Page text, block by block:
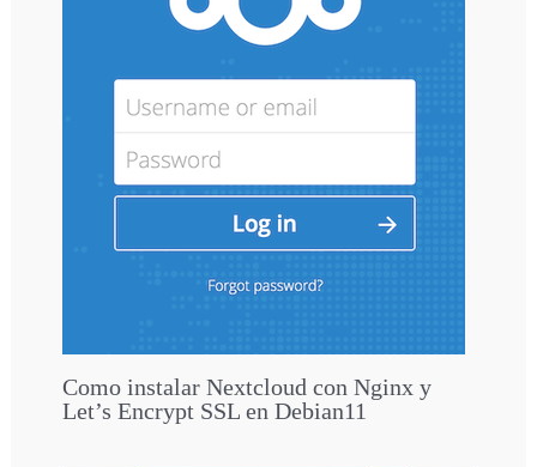
Como instalar Nextcloud con Nginx y
Let’s Encrypt SSL en Debian11